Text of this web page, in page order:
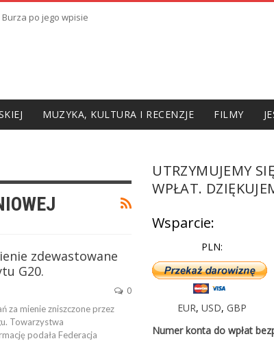
po jego wpisie
MUZYKA, KULTURA I RECENZJE FILMY
zdewastowane
G20.
0
za mienie zniszczone przez
Towarzystwa
podała Federacja
UTRZYMUJEMY
WPŁAT.
Wsparcie:
PLN:
EUR,USD,GBP
Numer konta do wpłat